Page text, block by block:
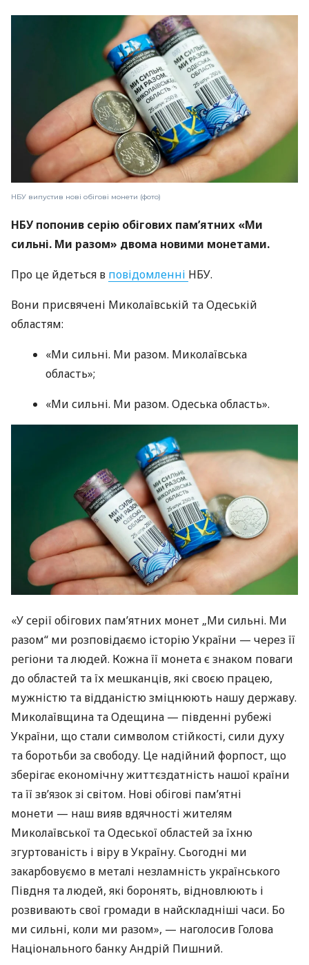
НБУ випустив нові обігові монети (фото)
НБУ попонив серію обігових пам’ятних «Ми
сильні. Ми разом» двома новими монетами.
Про це йдеться в повідомленні НБУ.
Вони присвячені Миколаївській та Одеській
областям:
«Ми сильні. Ми разом. Миколаївська
область»;
«Ми сильні. Ми разом. Одеська область».
«У серії обігових пам’ятних монет „Ми сильні. Ми
разом“ ми розповідаємо історію України — через її
регіони та людей. Кожна її монета є знаком поваги
до областей та їх мешканців, які своєю працею,
мужністю та відданістю зміцнюють нашу державу.
Миколаївщина та Одещина — південні рубежі
України, що стали символом стійкості, сили духу
та боротьби за свободу. Це надійний форпост, що
зберігає економічну життєздатність нашої країни
та її зв’язок зі світом. Нові обігові пам’ятні
монети — наш вияв вдячності жителям
Миколаївської та Одеської областей за їхню
згуртованість і віру в Україну. Сьогодні ми
закарбовуємо в металі незламність українського
Півдня та людей, які боронять, відновлюють і
розвивають свої громади в найскладніші часи. Бо
ми сильні, коли ми разом», — наголосив Голова
Національного банку Андрій Пишний.